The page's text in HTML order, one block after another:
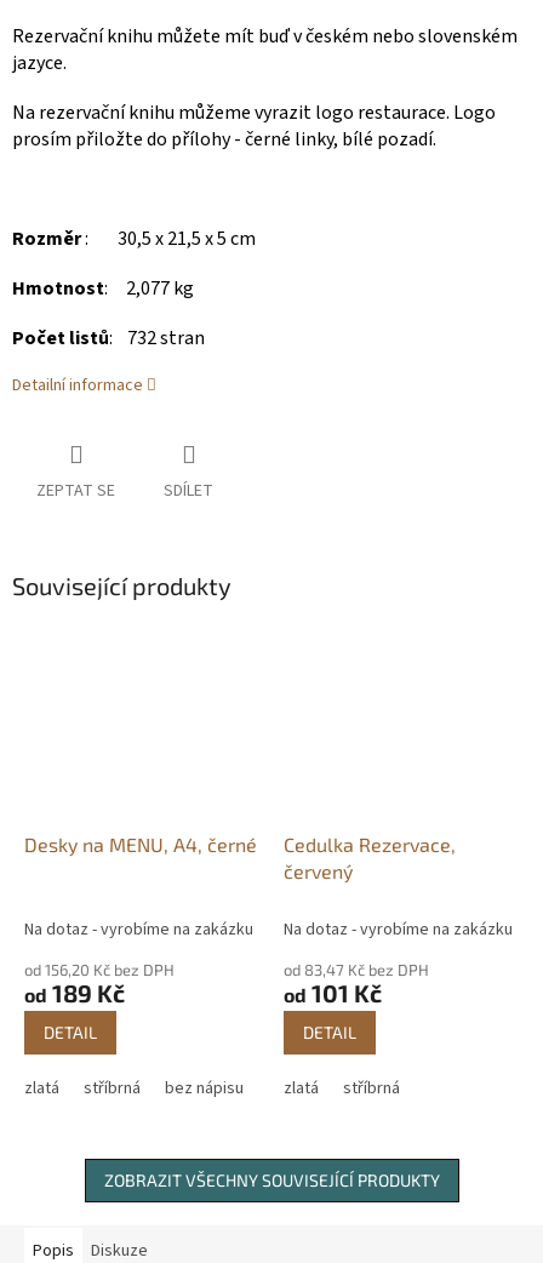
Rezervační knihu můžete mít buď v českém nebo slovenském
jazyce.
Na rezervační knihu můžeme vyrazit logo restaurace. Logo
prosím přiložte do přílohy - černé linky, bílé pozadí.
Rozměr: 30,5 x 21,5 x 5 cm
Hmotnost: 2,077 kg
Počet listů: 732 stran
Detailní informace
ZEPTAT SE SDÍLET
Související produkty
Desky na MENU, A4, černé
Na dotaz - vyrobíme na zakázku
od 156,20 Kč bez DPH
od 189 Kč
DETAIL
zlatá stříbrná bez nápisu
Cedulka Rezervace,
červený
Na dotaz - vyrobíme na zakázku
od 83,47 Kč bez DPH
od 101 Kč
DETAIL
zlatá stříbrná
ZOBRAZIT VŠECHNY SOUVISEJÍCÍ PRODUKTY
Popis Diskuze